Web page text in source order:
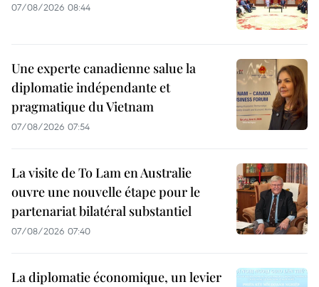
07/08/2026 08:44
Une experte canadienne salue la
diplomatie indépendante et
pragmatique du Vietnam
07/08/2026 07:54
La visite de To Lam en Australie
ouvre une nouvelle étape pour le
partenariat bilatéral substantiel
07/08/2026 07:40
La diplomatie économique, un levier